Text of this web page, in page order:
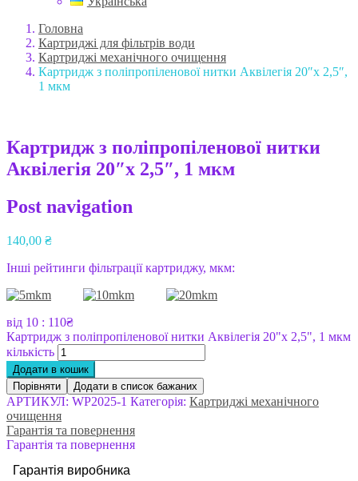
Головна
Картриджі для фільтрів води
Картриджі механічного очищення
Картридж з поліпропіленової нитки Аквілегія 20″х 2,5″,
1 мкм
Картридж з поліпропіленової нитки
Аквілегія 20″х 2,5″, 1 мкм
Post navigation
140,00 ₴
Інші рейтинги фільтрації картриджу, мкм:
від 10 : 110₴
Картридж з поліпропіленової нитки Аквілегія 20"х 2,5", 1 мкм
кількість
Додати в кошик
Порівняти
Додати в список бажаних
АРТИКУЛ: WP2025-1 Категорія: Картриджі механічного
очищення
Гарантія та повернення
Гарантія та повернення
Гарантія виробника